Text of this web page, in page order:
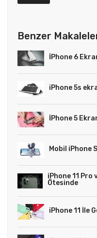
Benzer
İPhone 6
iPhone 5s
İPhone 5
Mobil iPhone
iPhone 11 Pro
Ötesinde
iPhone 11 İle